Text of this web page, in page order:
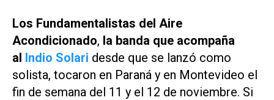
Los Fundamentalistas del Aire
Acondicionado, la banda que acompaña
al Indio Solari desde que se lanzó como
solista, tocaron en Paraná y en Montevideo el
fin de semana del 11 y el 12 de noviembre. Si